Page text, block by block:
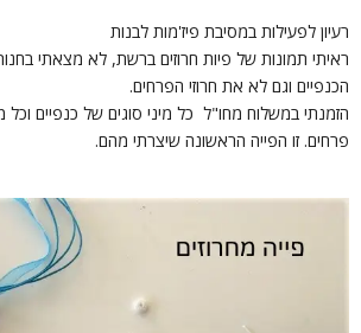
לפעילות במסיבת פיז'מות לבנות
תמונות של פיות חרוזים ברשת, לא מצאתי בחנות
וגם לא את חרוזי הפרחים.
במשלוח מחו"ל כל מיני סוגים של כנפיים וכל מיני
זו הפייה הראשונה שיצרתי מהם.